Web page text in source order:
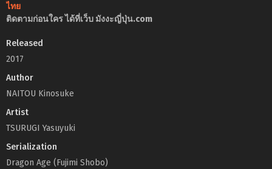
ไทย
ติดตามก่อนใคร ได้ที่เว็บ มังงะญี่ปุ่น.com
Released
2017
Author
NAITOU Kinosuke
Artist
TSURUGI Yasuyuki
Serialization
Dragon Age (Fujimi Shobo)